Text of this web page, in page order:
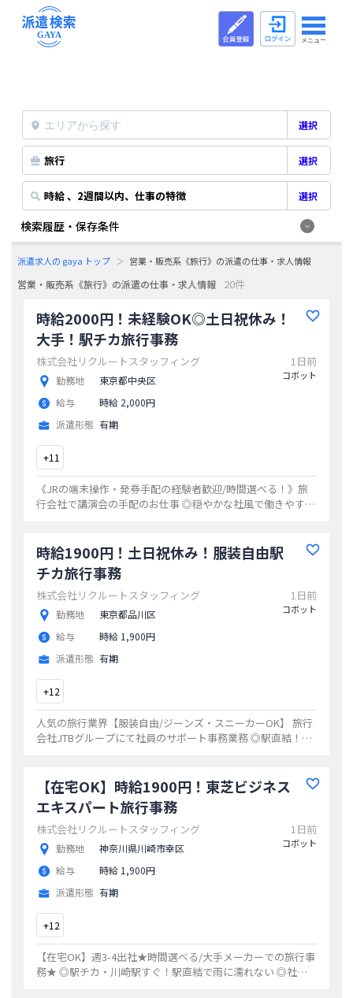
メニュー
選択
旅行 選択
時給 、2週間以内、仕事の特徴 選択
検索履歴・保存条件
派遣求人の gaya トップ 営業・販売系《旅行》の派遣の仕事・求人情報
営業・販売系《旅行》の派遣の仕事・求人情報 20件
時給2000円！未経験OK◎土日祝休み！
大手！駅チカ旅行事務
株式会社リクルートスタッフィング
勤務地
東京都中央区
給与
時給 2,000円
派遣形態 有期
1日前
コボット
+11
《JRの端末操作・発券手配の経験者歓迎/時間選べる！》旅
行会社で講演会の手配のお仕事 ◎穏やかな社風で働きやすい
時給1900円！土日祝休み！服装自由駅
チカ旅行事務
株式会社リクルートスタッフィング
勤務地
東京都品川区
給与
時給 1,900円
派遣形態 有期
1日前
コボット
+12
人気の旅行業界【服装自由/ジーンズ・スニーカーOK】 旅行
会社JTBグループにて社員のサポート事務業務 ◎駅直結！雨
【在宅OK】時給1900円！東芝ビジネス
エキスパート旅行事務
株式会社リクルートスタッフィング
勤務地
神奈川県川崎市幸区
給与
時給 1,900円
派遣形態 有期
1日前
コボット
+12
【在宅OK】週3-4出社★時間選べる/大手メーカーでの旅行事
務★ ◎駅チカ・川崎駅すぐ！駅直結で雨に濡れない ◎社員